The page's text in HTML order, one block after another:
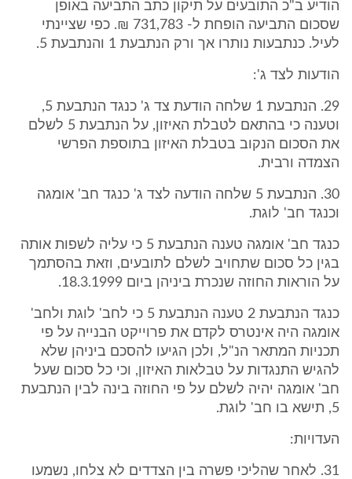
הודיע ב"כ התובעים על תיקון כתב התביעה באופן
שסכום התביעה הופחת ל- 731,783 ₪. כפי שציינתי
לעיל. כנתבעות נותרו אך ורק הנתבעת 1 והנתבעת 5.
הודעות לצד ג':
29. הנתבעת 1 שלחה הודעת צד ג' כנגד הנתבעת 5,
וטענה כי בהתאם לטבלת האיזון, על הנתבעת 5 לשלם
את הסכום הנקוב בטבלת האיזון בתוספת הפרשי
הצמדה ורבית.
30. הנתבעת 5 שלחה הודעה לצד ג' כנגד חב' אומגה
וכנגד חב' לוגת.
כנגד חב' אומגה טענה הנתבעת 5 כי עליה לשפות אותה
בגין כל סכום שתחויב לשלם לתובעים, וזאת בהסתמך
על הוראות החוזה שנכרת ביניהן ביום 18.3.1999.
כנגד הנתבעת 2 טענה הנתבעת 5 כי לחב' לוגת ולחב'
אומגה היה אינטרס לקדם את פרוייקט הבנייה על פי
תכניות המתאר הנ"ל, ולכן הגיעו להסכם ביניהן שלא
להגיש התנגדות על טבלאות האיזון, וכי כל סכום שעל
חב' אומגה יהיה לשלם על פי החוזה בינה לבין הנתבעת
5, תישא בו חב' לוגת.
העדויות:
31. לאחר שהליכי פשרה בין הצדדים לא צלחו, נשמעו